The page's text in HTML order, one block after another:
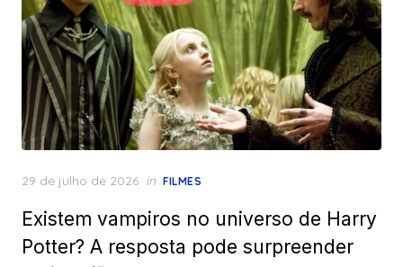
Posted
29 de julho de 2026 in FILMES
Existem vampiros no universo de Harry
Potter? A resposta pode surpreender